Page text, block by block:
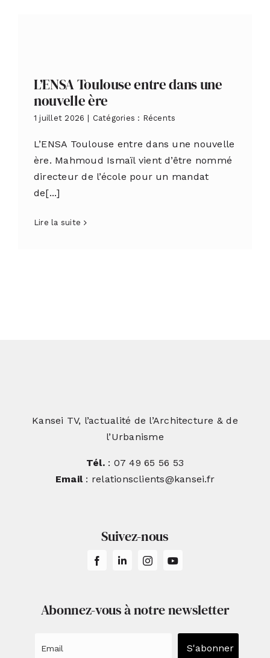
L’ENSA Toulouse entre dans une
nouvelle ère
1 juillet 2026 Catégories : Récents
L’ENSA Toulouse entre dans une nouvelle
ère. Mahmoud Ismaïl vient d’être nommé
directeur de l’école pour un mandat
de[...]
Lire la suite
Kansei TV, l’actualité de l’Architecture & de
l’Urbanisme
Tél.: 07 49 65 56 53
Email: relationsclients@kansei.fr
Suivez-nous
Abonnez-vous à notre newsletter
S'abonner